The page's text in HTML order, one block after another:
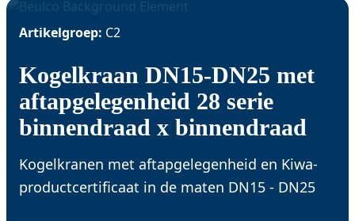
Artikelgroep: C2
Kogelkraan DN15-DN25 met
aftapgelegenheid 28 serie
binnendraad x binnendraad
Kogelkranen met aftapgelegenheid en Kiwa-
productcertificaat in de maten DN15 - DN25